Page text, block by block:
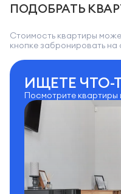
ПОДОБРАТЬ
Стоимость квартиры
кнопке забронировать
ИЩЕТЕ ЧТО-
Посмотрите